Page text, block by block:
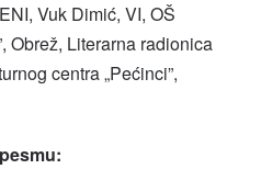
Vuk Dimić, VI, OŠ
Obrež, Literarna radionica
centra „Pećinci”,